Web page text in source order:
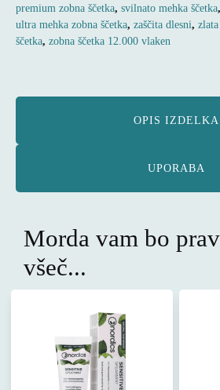
12000
količina
premium zobna ščetka, svilnato mehka ščetka,
ultra mehka zobna ščetka, zaščita dlesni,
ščetka, zobna ščetka 12.000 vlaken
OPIS IZDELKA
UPORABA
Morda vam bo
všeč...